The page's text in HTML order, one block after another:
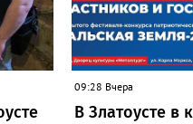
уже
и саше
09:28 Вчера
В Златоусте в